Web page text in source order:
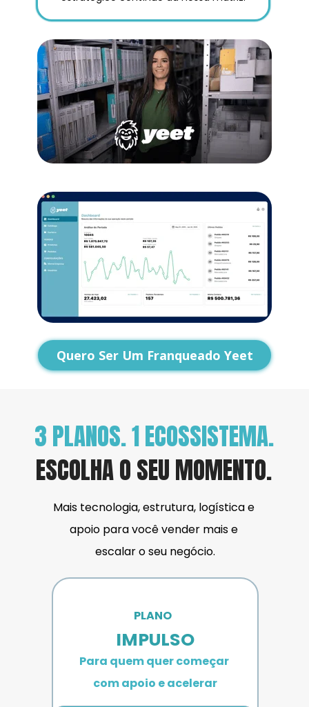
Quero Ser Um Franqueado Yeet
3 PLANOS. 1 ECOSSISTEMA.
ESCOLHA O SEU MOMENTO.
Mais tecnologia, estrutura, logística e
apoio para você vender mais e
escalar o seu negócio.
PLANO
IMPULSO
Para quem quer começar
com apoio e acelerar